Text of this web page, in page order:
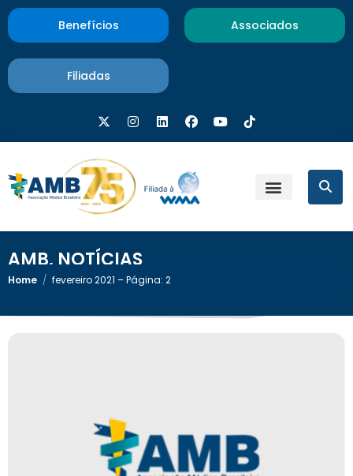
Benefícios Associados
Filiadas
AMB, NOTÍCIAS
Home / fevereiro 2021 – Página: 2